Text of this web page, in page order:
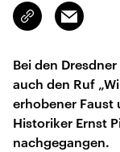
Link
kopieren/teilen
Email
Bei den
auch den Ruf
erhobener Faust
Historiker Ernst
nachgegangen.